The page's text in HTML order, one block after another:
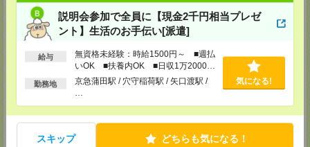
説明会参加で全員に【現金2千円相当プレゼ
ント】生活のお手伝い[派遣]
給与
無資格未経験：時給1500円～ ■週払
いOK ■扶養内OK ■日収1万2000円
以上
勤務地
京急蒲田駅 / 穴守稲荷駅 / 矢口渡駅 /
気になる!
スキップ どちらも気になる！
〒330-0854 埼玉県さいたま市大宮区桜木町 1-10-16 シーノ大宮ノース
ウイング 9階
TEL：0120-769-355
MAIL：CS_OMIYA@manpowergroup.jp
〒370-0831 群馬県高崎市あら町167 高崎第一生命ビルディング11Ｆ
MAIL：
担当：採用担当
CS宇都宮支店